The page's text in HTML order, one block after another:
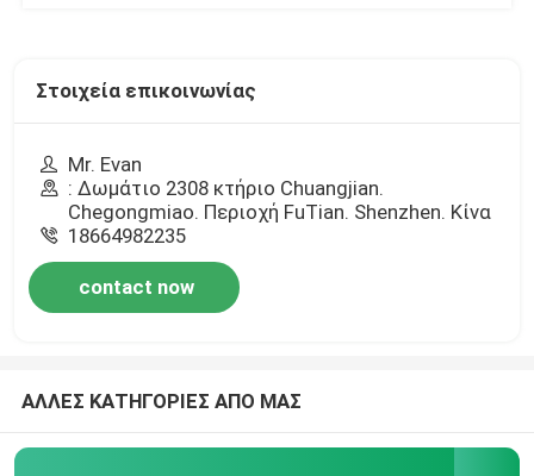
Στοιχεία επικοινωνίας
Mr. Evan
: Δωμάτιο 2308 κτήριο Chuangjian.
Chegongmiao. Περιοχή FuTian. Shenzhen. Κίνα
18664982235
contact now
ΑΛΛΕΣ ΚΑΤΗΓΟΡΙΕΣ ΑΠΟ ΜΑΣ